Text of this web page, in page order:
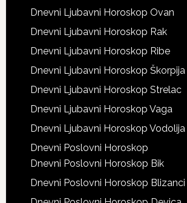
Dnevni Ljubavni Horoskop Ovan
Dnevni Ljubavni Horoskop Rak
Dnevni Ljubavni Horoskop Ribe
Dnevni Ljubavni Horoskop Škorpija
Dnevni Ljubavni Horoskop Strelac
Dnevni Ljubavni Horoskop Vaga
Dnevni Ljubavni Horoskop Vodolija
Dnevni Poslovni Horoskop
Dnevni Poslovni Horoskop Bik
Dnevni Poslovni Horoskop Blizanci